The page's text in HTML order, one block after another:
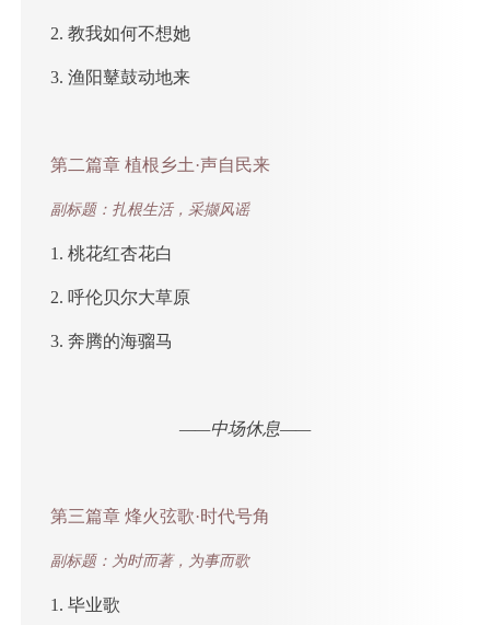
2. 教我如何不想她
3. 渔阳鼙鼓动地来
第二篇章 植根乡土·声自民来
副标题：扎根生活，采撷风谣
1. 桃花红杏花白
2. 呼伦贝尔大草原
3. 奔腾的海骝马
——中场休息——
第三篇章 烽火弦歌·时代号角
副标题：为时而著，为事而歌
1. 毕业歌